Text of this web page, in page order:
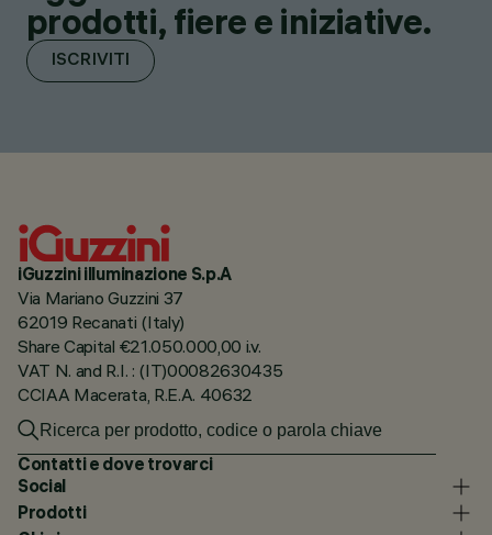
prodotti, fiere e iniziative.
ISCRIVITI
iGuzzini illuminazione S.p.A
Via Mariano Guzzini 37
62019 Recanati (Italy)
Share Capital €21.050.000,00 i.v.
VAT N. and R.I. : (IT)00082630435
CCIAA Macerata, R.E.A. 40632
Contatti e dove trovarci
Social
Prodotti